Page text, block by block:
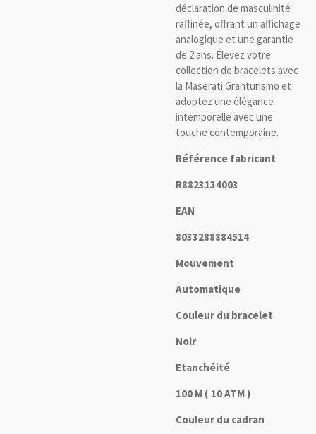
déclaration de masculinité
raffinée, offrant un affichage
analogique et une garantie
de 2 ans. Élevez votre
collection de bracelets avec
la Maserati Granturismo et
adoptez une élégance
intemporelle avec une
touche contemporaine.
Référence fabricant
R8823134003
EAN
8033288884514
Mouvement
Automatique
Couleur du bracelet
Noir
Etanchéité
100 M ( 10 ATM )
Couleur du cadran